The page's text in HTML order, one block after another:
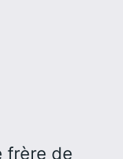
frère de